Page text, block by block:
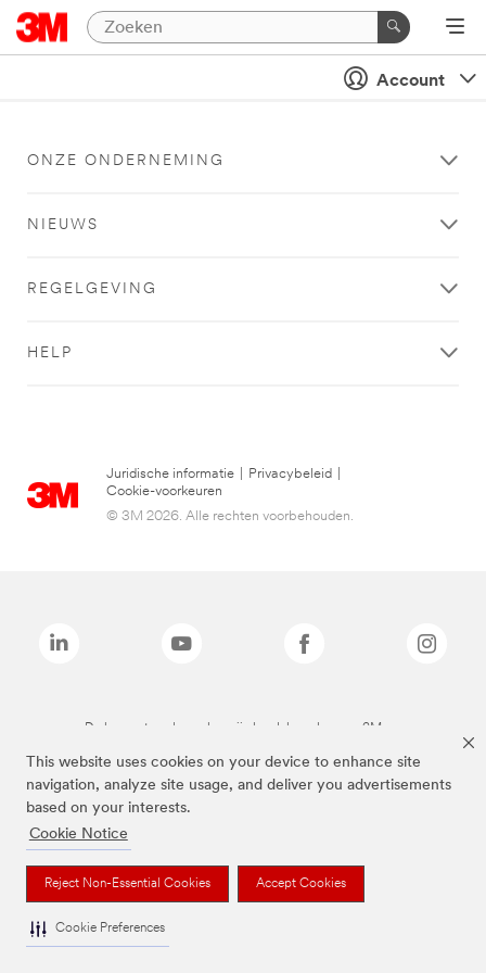
This website uses cookies on your device to enhance site
navigation, analyze site usage, and deliver you advertisements
based on your interests.
Cookie Notice
Reject Non-Essential Cookies Accept Cookies
Cookie Preferences
Account
ONZE ONDERNEMING
NIEUWS
REGELGEVING
HELP
Juridische informatie Privacybeleid
Cookie-voorkeuren
© 3M 2026. Alle rechten voorbehouden.
De bovenstaande merken zijn handelsmerken van 3M.we